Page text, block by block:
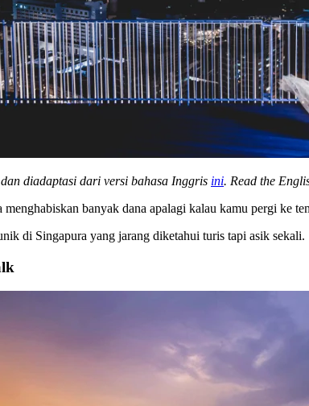
diadaptasi dari versi bahasa Inggris ini. Read the
banyak dana apalagi kalau kamu pergi ke
di Singapura yang jarang diketahui turis tapi asik sekali.